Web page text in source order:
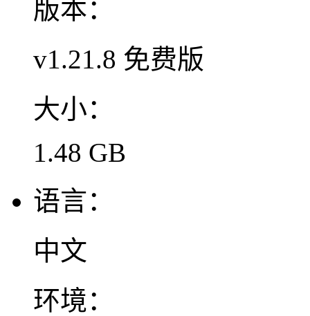
版本：
v1.21.8 免费版
大小：
1.48 GB
语言：
中文
环境：